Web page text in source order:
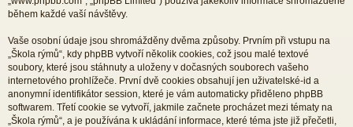
během každé vaší návštěvy.
Vaše osobní údaje jsou shromážděny dvěma způsoby. Prvním při vstupu na
„Škola rýmů“, kdy phpBB vytvoří několik cookies, což jsou malé textové
soubory, které jsou stáhnuty a uloženy v dočasných souborech vašeho
internetového prohlížeče. První dvě cookies obsahují jen uživatelské-id a
anonymní identifikátor session, které je vám automaticky přiděleno phpBB
softwarem. Třetí cookie se vytvoří, jakmile začnete procházet mezi tématy na
„Škola rýmů“, a je používána k ukládání informace, které téma jste již přečetli,